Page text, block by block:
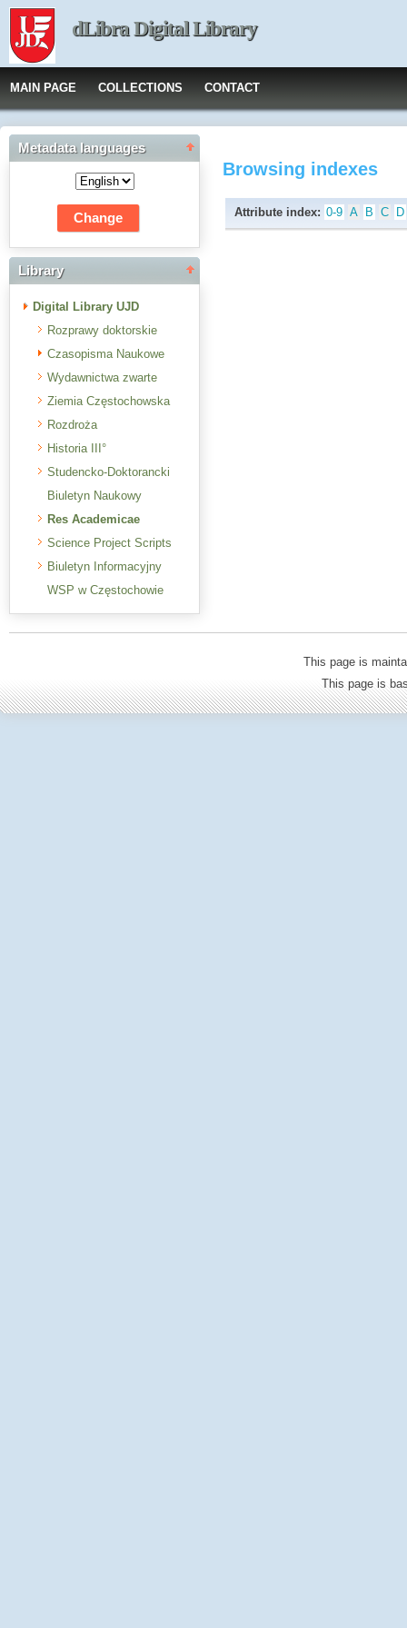
dLibra Digital Library
MAIN PAGE COLLECTIONS CONTACT
Metadata languages
Library
Digital Library UJD
Rozprawy doktorskie
Czasopisma Naukowe
Wydawnictwa zwarte
Ziemia Częstochowska
Rozdroża
Historia III°
Studencko-Doktorancki
Biuletyn Naukowy
Res Academicae
Science Project Scripts
Biuletyn Informacyjny
WSP w Częstochowie
Browsing indexes
Attribute index: 0-9 A B C D
This page is
This page is